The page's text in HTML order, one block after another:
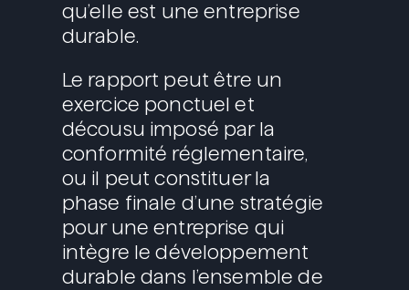
qu’elle est une entreprise
durable.
Le rapport peut être un
exercice ponctuel et
décousu imposé par la
conformité réglementaire,
ou il peut constituer la
phase finale d’une stratégie
pour une entreprise qui
intègre le développement
durable dans l’ensemble de